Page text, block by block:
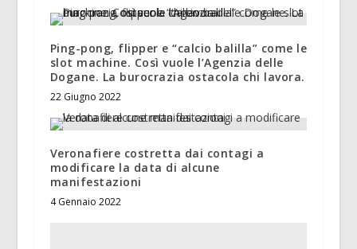
Ping-pong, flipper e “calcio balilla” come le
slot machine. Così vuole l’Agenzia delle
Dogane. La burocrazia ostacola chi lavora.
22 Giugno 2022
Veronafiere costretta dai contagi a
modificare la data di alcune
manifestazioni
4 Gennaio 2022